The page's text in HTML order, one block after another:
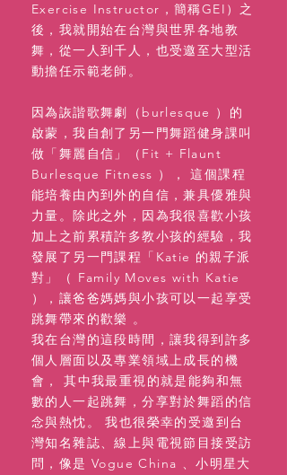
Exercise Instructor，簡稱GEI）之
後，我就開始在台灣與世界各地教
舞，從一人到千人，也受邀至大型活
動擔任示範老師。
因為詼諧歌舞劇（burlesque ）的
啟蒙，我自創了另一門舞蹈健身課叫
做「舞麗自信」（Fit + Flaunt
Burlesque Fitness ）， 這個課程
能培養由內到外的自信，兼具優雅與
力量。除此之外，因為我很喜歡小孩
加上之前累積許多教小孩的經驗，我
發展了另一門課程「Katie 的親子派
對」（ Family Moves with Katie
），讓爸爸媽媽與小孩可以一起享受
跳舞帶來的歡樂 。
我在台灣的這段時間，讓我得到許多
個人層面以及專業領域上成長的機
會， 其中我最重視的就是能夠和無
數的人一起跳舞，分享對於舞蹈的信
念與熱忱。 我也很榮幸的受邀到台
灣知名雜誌、線上與電視節目接受訪
問，像是 Vogue China 、小明星大